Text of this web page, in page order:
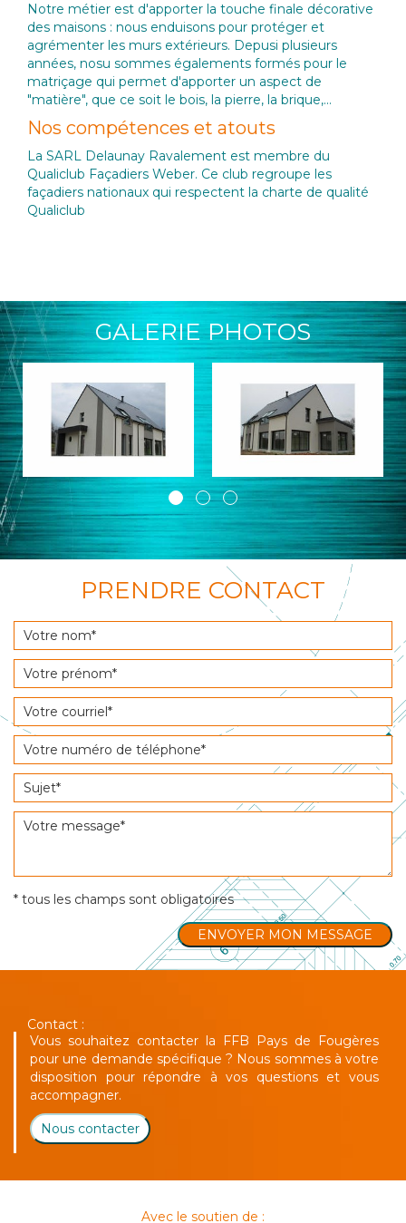
Notre métier est d'apporter la touche finale décorative
des maisons : nous enduisons pour protéger et
agrémenter les murs extérieurs. Depusi plusieurs
années, nosu sommes égalements formés pour le
matriçage qui permet d'apporter un aspect de
"matière", que ce soit le bois, la pierre, la brique,...
Nos compétences et atouts
La SARL Delaunay Ravalement est membre du
Qualiclub Façadiers Weber. Ce club regroupe les
façadiers nationaux qui respectent la charte de qualité
Qualiclub
GALERIE PHOTOS
PRENDRE CONTACT
* tous les champs sont obligatoires
Contact :
Vous souhaitez contacter la FFB Pays de Fougères
pour une demande spécifique ? Nous sommes à votre
disposition pour répondre à vos questions et vous
accompagner.
Nous contacter
Avec le soutien de :